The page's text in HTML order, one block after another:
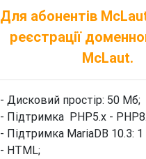
Для абонентів
реєстрації
McLaut.
- Дисковий простір: 50 Мб;
- Підтримка PHP5.x -
- Підтримка MariaDB 10.3: 1
- HTML;